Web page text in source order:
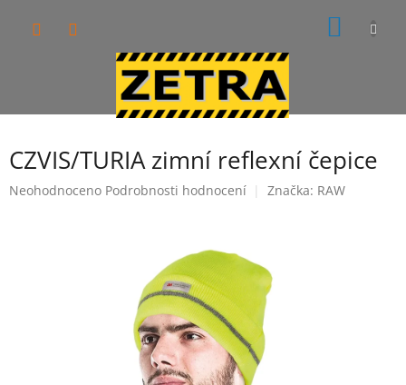
CZVIS/TURIA zimní reflexní čepice
Průměrné
Neohodnoceno Podrobnosti hodnocení Značka: RAW